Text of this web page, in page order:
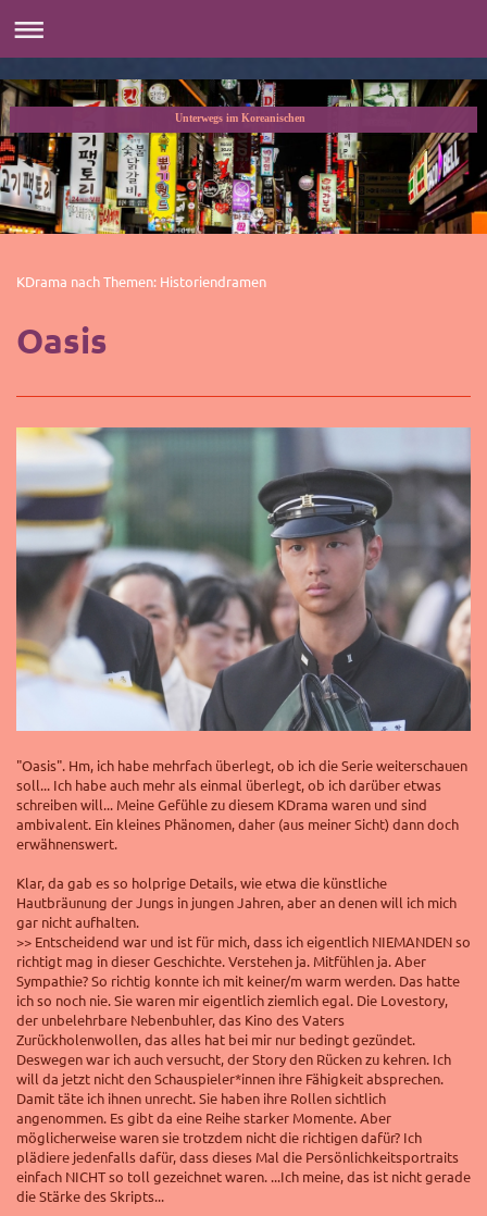
Unterwegs im Koreanischen
KDrama nach Themen: Historiendramen
Oasis
"Oasis". Hm, ich habe mehrfach überlegt, ob ich die Serie weiterschauen
soll... Ich habe auch mehr als einmal überlegt, ob ich darüber etwas
schreiben will... Meine Gefühle zu diesem KDrama waren und sind
ambivalent. Ein kleines Phänomen, daher (aus meiner Sicht) dann doch
erwähnenswert.
Klar, da gab es so holprige Details, wie etwa die künstliche
Hautbräunung der Jungs in jungen Jahren, aber an denen will ich mich
gar nicht aufhalten.
>> Entscheidend war und ist für mich, dass ich eigentlich NIEMANDEN so
richtigt mag in dieser Geschichte. Verstehen ja. Mitfühlen ja. Aber
Sympathie? So richtig konnte ich mit keiner/m warm werden. Das hatte
ich so noch nie. Sie waren mir eigentlich ziemlich egal. Die Lovestory,
der unbelehrbare Nebenbuhler, das Kino des Vaters
Zurückholenwollen, das alles hat bei mir nur bedingt gezündet.
Deswegen war ich auch versucht, der Story den Rücken zu kehren. Ich
will da jetzt nicht den Schauspieler*innen ihre Fähigkeit absprechen.
Damit täte ich ihnen unrecht. Sie haben ihre Rollen sichtlich
angenommen. Es gibt da eine Reihe starker Momente. Aber
möglicherweise waren sie trotzdem nicht die richtigen dafür? Ich
plädiere jedenfalls dafür, dass dieses Mal die Persönlichkeitsportraits
einfach NICHT so toll gezeichnet waren. ...Ich meine, das ist nicht gerade
die Stärke des Skripts...